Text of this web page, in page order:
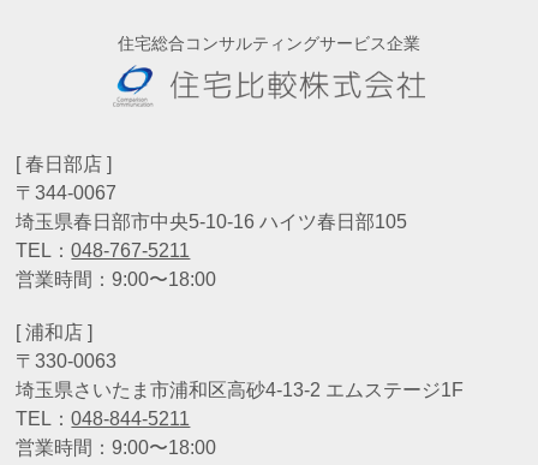
住宅総合コンサルティングサービス企業
[ 春日部店 ]
〒344-0067
埼玉県春日部市中央5-10-16 ハイツ春日部105
TEL：048-767-5211
営業時間：9:00〜18:00
[ 浦和店 ]
〒330-0063
埼玉県さいたま市浦和区高砂4-13-2 エムステージ1F
TEL：048-844-5211
営業時間：9:00〜18:00